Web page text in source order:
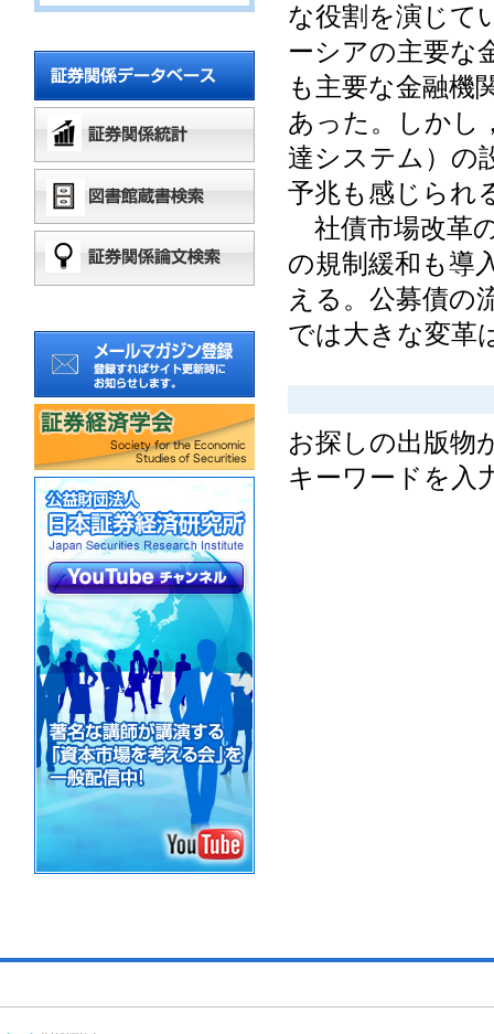
な役割を演じて
ーシアの主要な
も主要な金融機
あった。しかし
達システム）の
予兆も感じられ
社債市場改革
の規制緩和も導
える。公募債の
では大きな変革
お探しの出版物
キーワードを入